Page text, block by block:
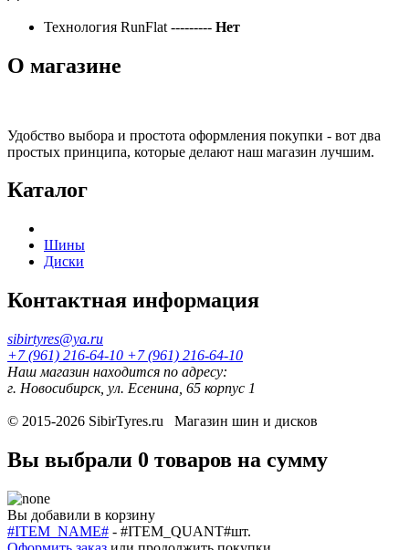
Технология RunFlat --------- Нет
О магазине
Удобство выбора и простота оформления покупки - вот два
простых принципа, которые делают наш магазин лучшим.
Каталог
Шины
Диски
Контактная информация
sibirtyres@ya.ru
+7 (961) 216-64-10 +7 (961) 216-64-10
Наш магазин находится по адресу:
г. Новосибирск, ул. Есенина, 65 корпус 1
© 2015-2026 SibirTyres.ru Магазин шин и дисков
Вы выбрали 0 товаров на сумму
Вы добавили в корзину
#ITEM_NAME# - #ITEM_QUANT#шт.